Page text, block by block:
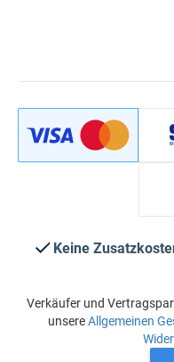
Keine
Verkäufer und
unsereAllgemeinen